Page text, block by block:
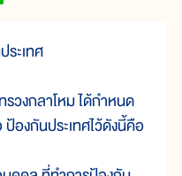
ะเทศ
รวงกลาโหม ได้กำหนด
งกันประเทศไว้ดังนี้คือ